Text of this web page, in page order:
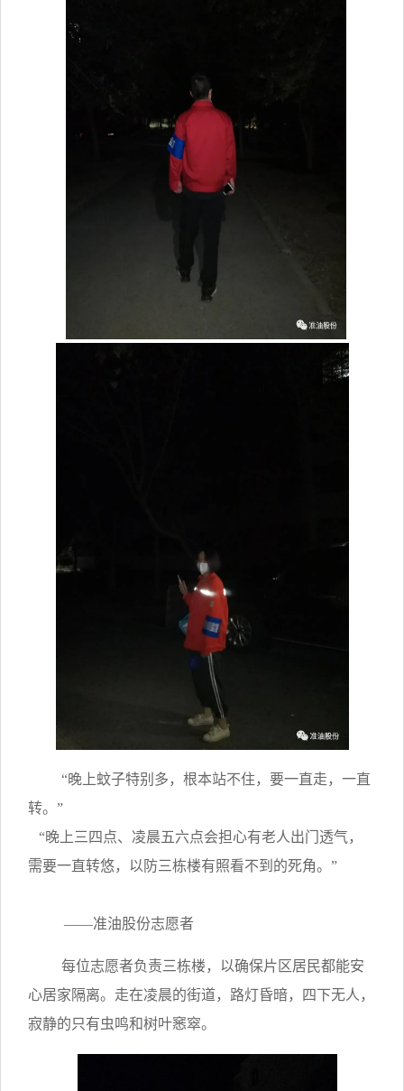
“晚上蚊子特别多，根本站不住，要一直走，一直
转。”
“晚上三四点、凌晨五六点会担心有老人出门透气，
需要一直转悠，以防三栋楼有照看不到的死角。”
——准油股份志愿者
每位志愿者负责三栋楼，以确保片区居民都能安
心居家隔离。走在凌晨的街道，路灯昏暗，四下无人，
寂静的只有虫鸣和树叶窸窣。